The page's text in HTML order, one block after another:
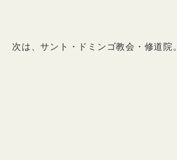
次は、サント・ドミンゴ教会・修道院。